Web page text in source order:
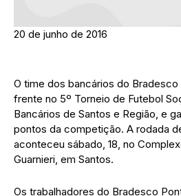
20 de junho de 2016
O time dos bancários do Bradesco
frente no 5º Torneio de Futebol
Bancários de Santos e Região, e
pontos da competição. A rodada
aconteceu sábado, 18, no
Guarnieri, em Santos.
Os trabalhadores do Bradesco